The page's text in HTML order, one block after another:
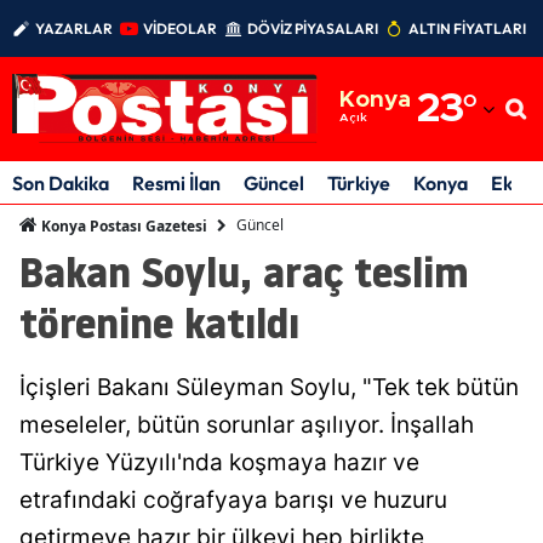
YAZARLAR VİDEOLAR DÖVİZ PİYASALARI ALTIN FİYATLARI
Konya
Açık 23°
Adıyaman
Afyonkarahisar
Amasya
Artvin
Aydın
Son Dakika Resmi İlan Güncel Türkiye Konya
Konya Postası Gazetesi Güncel
Bakan Soylu, araç teslim
törenine katıldı
İçişleri Bakanı Süleyman Soylu, "Tek tek bütün
meseleler, bütün sorunlar aşılıyor. İnşallah
Türkiye Yüzyılı'nda koşmaya hazır ve
etrafındaki coğrafyaya barışı ve huzuru